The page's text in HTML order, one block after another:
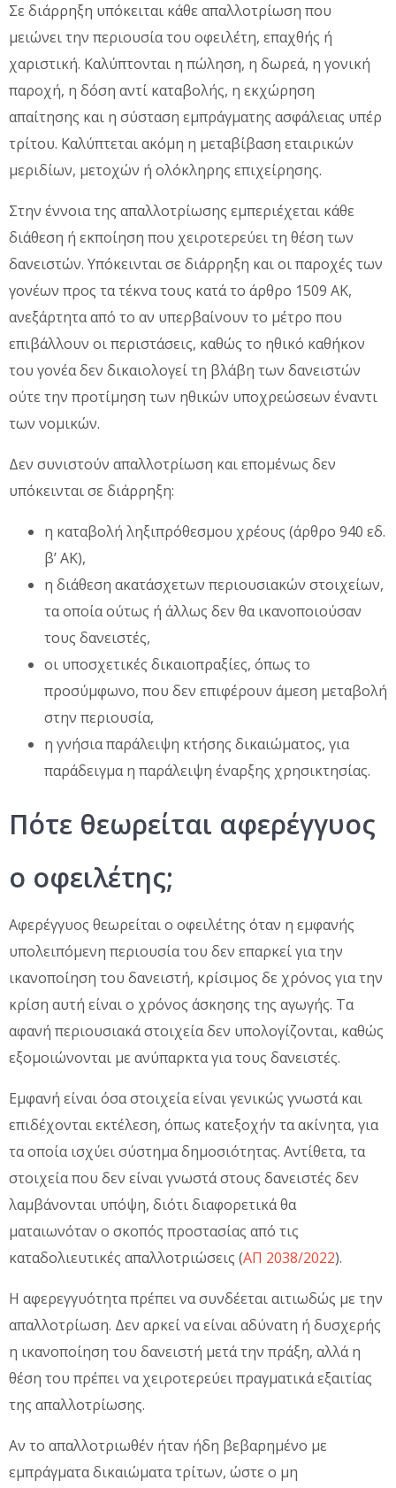
Σε διάρρηξη υπόκειται κάθε απαλλοτρίωση που
μειώνει την περιουσία του οφειλέτη, επαχθής ή
χαριστική. Καλύπτονται η πώληση, η δωρεά, η γονική
παροχή, η δόση αντί καταβολής, η εκχώρηση
απαίτησης και η σύσταση εμπράγματης ασφάλειας υπέρ
τρίτου. Καλύπτεται ακόμη η μεταβίβαση εταιρικών
μεριδίων, μετοχών ή ολόκληρης επιχείρησης.
Στην έννοια της απαλλοτρίωσης εμπεριέχεται κάθε
διάθεση ή εκποίηση που χειροτερεύει τη θέση των
δανειστών. Υπόκεινται σε διάρρηξη και οι παροχές των
γονέων προς τα τέκνα τους κατά το άρθρο 1509 ΑΚ,
ανεξάρτητα από το αν υπερβαίνουν το μέτρο που
επιβάλλουν οι περιστάσεις, καθώς το ηθικό καθήκον
του γονέα δεν δικαιολογεί τη βλάβη των δανειστών
ούτε την προτίμηση των ηθικών υποχρεώσεων έναντι
των νομικών.
Δεν συνιστούν απαλλοτρίωση και επομένως δεν
υπόκεινται σε διάρρηξη:
η καταβολή ληξιπρόθεσμου χρέους (άρθρο 940 εδ.
β’ ΑΚ),
η διάθεση ακατάσχετων περιουσιακών στοιχείων,
τα οποία ούτως ή άλλως δεν θα ικανοποιούσαν
τους δανειστές,
οι υποσχετικές δικαιοπραξίες, όπως το
προσύμφωνο, που δεν επιφέρουν άμεση μεταβολή
στην περιουσία,
η γνήσια παράλειψη κτήσης δικαιώματος, για
παράδειγμα η παράλειψη έναρξης χρησικτησίας.
Πότε θεωρείται αφερέγγυος
ο οφειλέτης;
Αφερέγγυος θεωρείται ο οφειλέτης όταν η εμφανής
υπολειπόμενη περιουσία του δεν επαρκεί για την
ικανοποίηση του δανειστή, κρίσιμος δε χρόνος για την
κρίση αυτή είναι ο χρόνος άσκησης της αγωγής. Τα
αφανή περιουσιακά στοιχεία δεν υπολογίζονται, καθώς
εξομοιώνονται με ανύπαρκτα για τους δανειστές.
Εμφανή είναι όσα στοιχεία είναι γενικώς γνωστά και
επιδέχονται εκτέλεση, όπως κατεξοχήν τα ακίνητα, για
τα οποία ισχύει σύστημα δημοσιότητας. Αντίθετα, τα
στοιχεία που δεν είναι γνωστά στους δανειστές δεν
λαμβάνονται υπόψη, διότι διαφορετικά θα
ματαιωνόταν ο σκοπός προστασίας από τις
καταδολιευτικές απαλλοτριώσεις (ΑΠ 2038/2022).
Η αφερεγγυότητα πρέπει να συνδέεται αιτιωδώς με την
απαλλοτρίωση. Δεν αρκεί να είναι αδύνατη ή δυσχερής
η ικανοποίηση του δανειστή μετά την πράξη, αλλά η
θέση του πρέπει να χειροτερεύει πραγματικά εξαιτίας
της απαλλοτρίωσης.
Αν το απαλλοτριωθέν ήταν ήδη βεβαρημένο με
εμπράγματα δικαιώματα τρίτων, ώστε ο μη